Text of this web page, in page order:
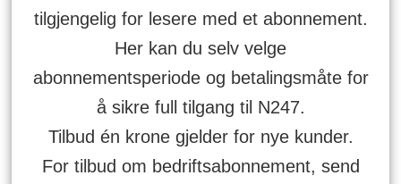
tilgjengelig for lesere med et abonnement.
Her kan du selv velge
abonnementsperiode og betalingsmåte for
å sikre full tilgang til N247.
Tilbud én krone gjelder for nye kunder.
For tilbud om bedriftsabonnement, send